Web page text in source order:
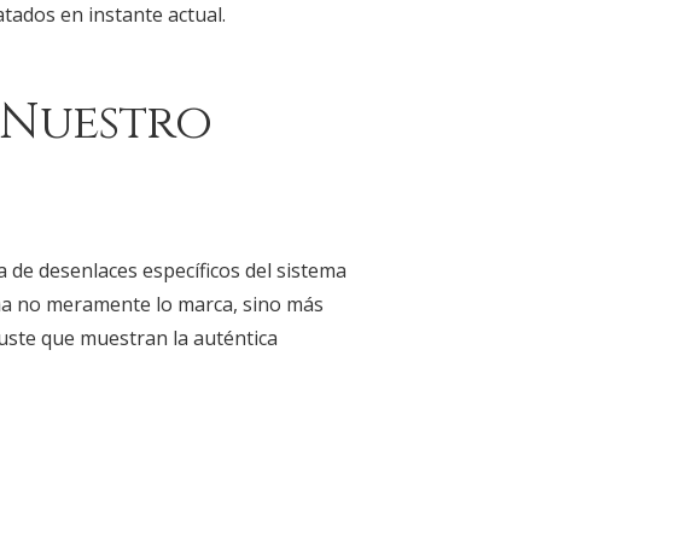
en instante actual.
desenlaces específicos del sistema
no meramente lo marca, sino más
que muestran la auténtica